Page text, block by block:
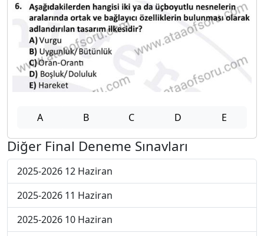
A B C D E
Diğer Final Deneme Sınavları
2025-2026 12 Haziran
2025-2026 11 Haziran
2025-2026 10 Haziran